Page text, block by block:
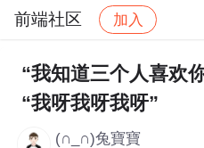
前端社区 加入
社区 前端社区 感慨
“我知道三个人喜欢
“我呀我呀我呀”
(∩_∩)兔寶寶